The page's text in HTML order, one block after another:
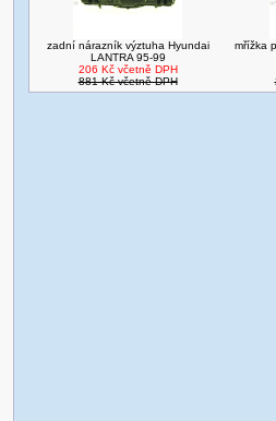
zadní nárazník výztuha Hyundai
LANTRA 95-99
206 Kč včetně DPH
881 Kč včetně DPH
mřížka